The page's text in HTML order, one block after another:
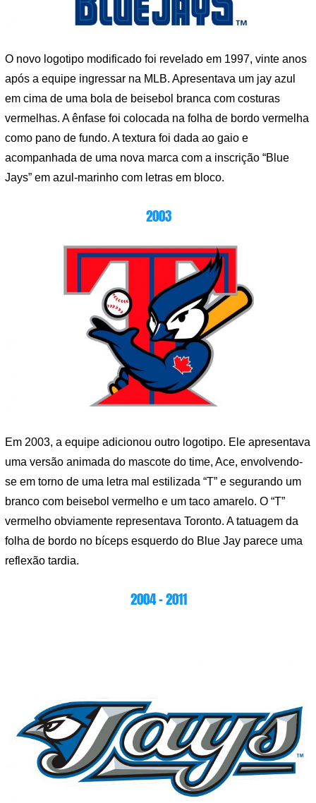
O novo logotipo modificado foi revelado em 1997, vinte anos
após a equipe ingressar na MLB. Apresentava um jay azul
em cima de uma bola de beisebol branca com costuras
vermelhas. A ênfase foi colocada na folha de bordo vermelha
como pano de fundo. A textura foi dada ao gaio e
acompanhada de uma nova marca com a inscrição “Blue
Jays” em azul-marinho com letras em bloco.
2003
Em 2003, a equipe adicionou outro logotipo. Ele apresentava
uma versão animada do mascote do time, Ace, envolvendo-
se em torno de uma letra mal estilizada “T” e segurando um
branco com beisebol vermelho e um taco amarelo. O “T”
vermelho obviamente representava Toronto. A tatuagem da
folha de bordo no bíceps esquerdo do Blue Jay parece uma
reflexão tardia.
2004 – 2011